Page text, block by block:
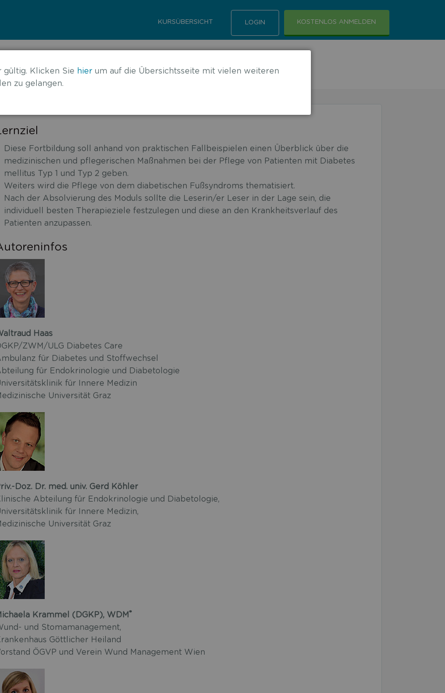
KURSÜBERSICHT LOGIN KOSTENLOS ANMELDEN
mit Diabetes mellitus
Diese Fortbildung soll anhand von praktischen Fallbeispielen einen Überblick über die
medizinischen und pflegerischen Maßnahmen bei der Pflege von Patienten mit Diabetes
mellitus Typ 1 und Typ 2 geben.
Weiters wird die Pflege von dem diabetischen Fußsyndroms thematisiert.
Nach der Absolvierung des Moduls sollte die Leserin/er Leser in der Lage sein, die
individuell besten Therapieziele festzulegen und diese an den Krankheitsverlauf des
Patienten anzupassen.
Haas
ZWM/ULG Diabetes Care
für Diabetes und Stoffwechsel
für Endokrinologie und Diabetologie
für Innere Medizin
Universität Graz
Doz. Dr. med. univ. Gerd Köhler
Abteilung für Endokrinologie und Diabetologie,
für Innere Medizin,
Universität Graz
Krammel (DGKP), WDM ®
und Stomamanagement,
Göttlicher Heiland
ÖGVP und Verein Wund Management Wien
gültig. Klicken Sie hierum auf die Übersichtsseite mit vielen weiteren
zu gelangen.